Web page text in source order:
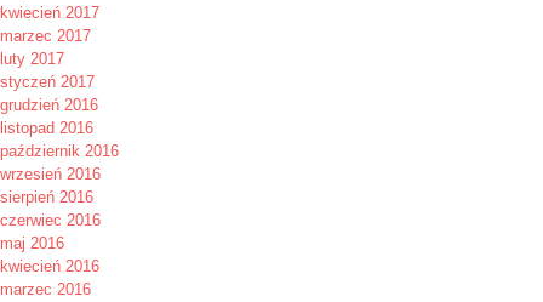
kwiecień 2017
marzec 2017
luty 2017
styczeń 2017
grudzień 2016
listopad 2016
październik 2016
wrzesień 2016
sierpień 2016
czerwiec 2016
maj 2016
kwiecień 2016
marzec 2016